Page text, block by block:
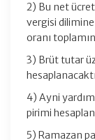
2) Bu net
vergisi
oranı
3) Brüt tutar
4) Ayni
pirimi
5) Ramazan